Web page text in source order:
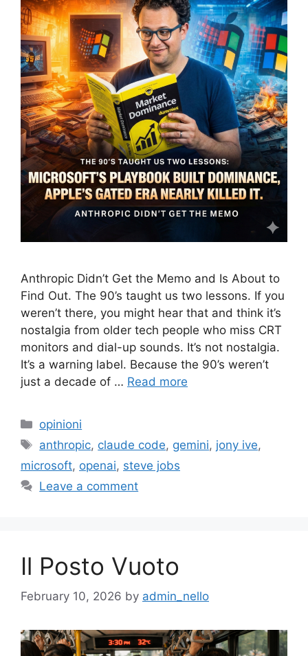
Anthropic Didn’t Get the Memo and Is About to
Find Out. The 90’s taught us two lessons. If you
weren’t there, you might hear that and think it’s
nostalgia from older tech people who miss CRT
monitors and dial-up sounds. It’s not nostalgia.
It’s a warning label. Because the 90’s weren’t
just a decade of … Read more
Categories
opinioni
Tags
anthropic, claude code, gemini, jony ive,
microsoft, openai, steve jobs
Leave a comment
Il Posto Vuoto
February 10, 2026 by admin_nello